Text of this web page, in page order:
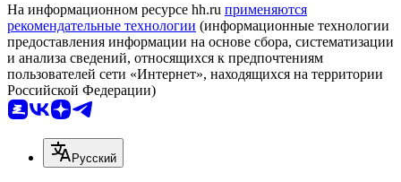
На информационном ресурсе hh.ru применяются
рекомендательные технологии (информационные технологии
предоставления информации на основе сбора, систематизации
и анализа сведений, относящихся к предпочтениям
пользователей сети «Интернет», находящихся на территории
Российской Федерации)
Русский